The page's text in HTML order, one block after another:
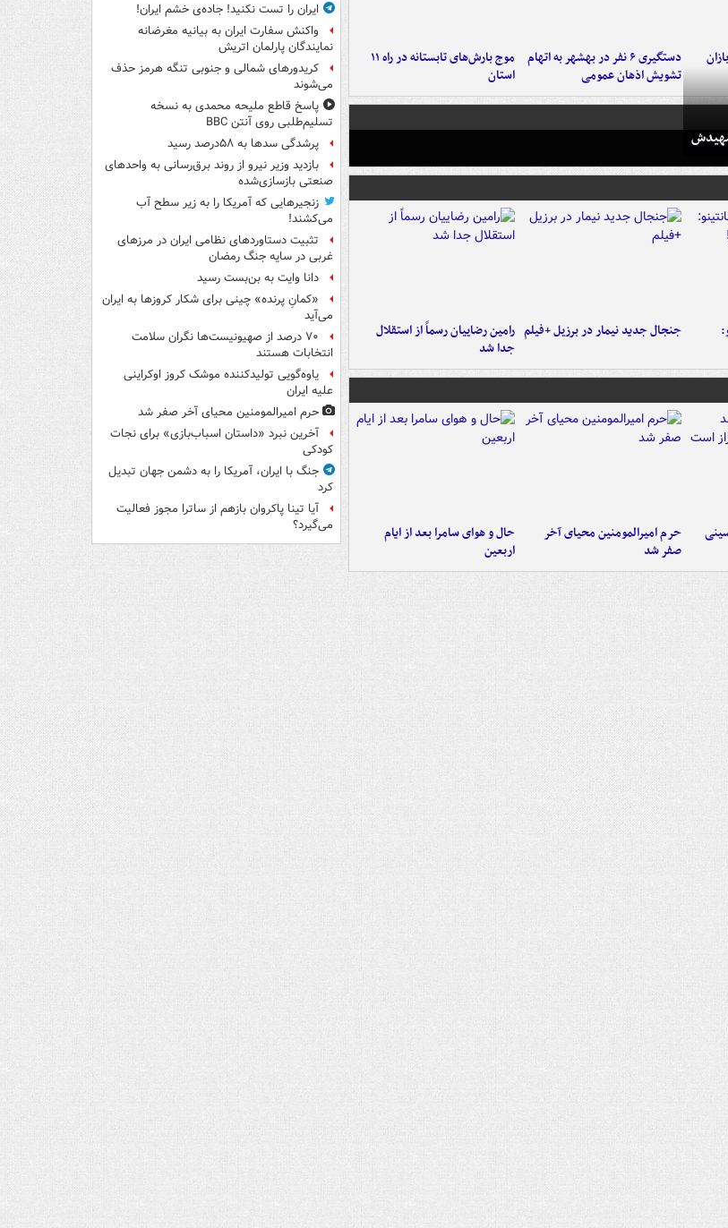
دستگیری ۶ نفر در بهشهر به اتهام
تشویش اذهان عمومی
موج بارش‌های تابستانه در راه ۱۱
استان
جنجال جدید نیمار در برزیل +فیلم رامین رضاییان رسماً از استقلال
جدا شد
حرم امیرالمومنین محیای آخر
صفر شد
حال و هوای سامرا بعد از ایام
اربعین
ایران را تست نکنید! جاده‌ی خشم ایران!
واکنش سفارت ایران به بیانیه مغرضانه
نمایندگان پارلمان اتریش
کریدورهای شمالی و جنوبی تنگه هرمز حذف
می‌شوند
پاسخ قاطع ملیحه محمدی به نسخه
تسلیم‌طلبی روی آنتن BBC
پرشدگی سدها به ۵۸درصد رسید
بازدید وزیر نیرو از روند برق‌رسانی به واحدهای
صنعتی بازسازی‌شده
زنجیرهایی که آمریکا را به زیر سطح آب
می‌کشند!
تثبیت دستاوردهای نظامی ایران در مرزهای
غربی در سایه جنگ رمضان
دانا وایت به بن‌بست رسید
«کمانِ پرنده» چینی برای شکار کروزها به ایران
می‌آید
۷۰ درصد از صهیونیست‌ها نگران سلامت
انتخابات هستند
یاوه‌گویی تولیدکننده موشک کروز اوکراینی
علیه ایران
حرم امیرالمومنین محیای آخر صفر شد
آخرین نبرد «داستان اسباب‌بازی» برای نجات
کودکی
جنگ با ایران، آمریکا را به دشمن جهان تبدیل
کرد
آیا تینا پاکروان بازهم از ساترا مجوز فعالیت
می‌گیرد؟